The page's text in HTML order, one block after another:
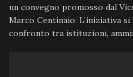
un convegno promosso dal
Marco Centinaio. L’iniziativa
confronto tra istituzioni,